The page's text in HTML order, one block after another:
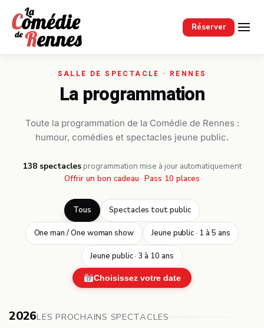
Réserver
Passer au contenu principal
La programmation
Toute la programmation de la Comédie de Rennes :
humour, comédies et spectacles jeune public.
138 spectacles· programmation mise à jour automatiquement
Offrir un bon cadeau · Pass 10 places
Tous Spectacles tout public
One man / One woman show Jeune public · 1 à 5 ans
Jeune public · 3 à 10 ans
Choisissez votre date
2026LES PROCHAINS SPECTACLES